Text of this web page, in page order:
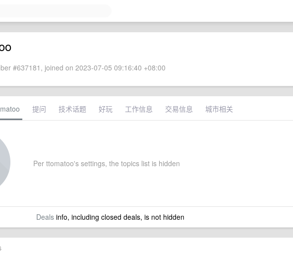
#637181, joined on 2023-07-05 09:16:40 +08:00
提问 技术话题 好玩 工作信息 交易信息 城市相关
Per ttomatoo's settings, the topics list is hidden
Dealsinfo, including closed deals, is not hidden